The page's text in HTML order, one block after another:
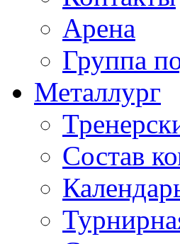
Арена
Группа
Металлург
Состав